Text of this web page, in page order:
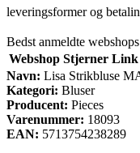
leveringsformer og
Bedst anmeldte webshops
Webshop Stjerner Link
Navn: Lisa Strikbluse
Kategori: Bluser
Producent: Pieces
Varenummer: 18093
EAN: 5713754238289